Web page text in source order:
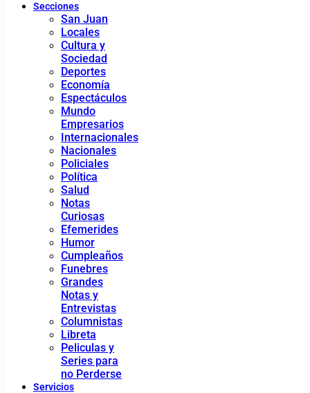
Secciones
San Juan
Locales
Cultura y
Sociedad
Deportes
Economía
Espectáculos
Mundo
Empresarios
Internacionales
Nacionales
Policiales
Política
Salud
Notas
Curiosas
Efemerides
Humor
Cumpleaños
Funebres
Grandes
Notas y
Entrevistas
Columnistas
Libreta
Peliculas y
Series para
no Perderse
Servicios